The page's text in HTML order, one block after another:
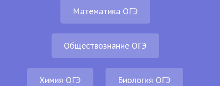
Математика ОГЭ
Обществознание ОГЭ
Химия ОГЭ Биология ОГЭ